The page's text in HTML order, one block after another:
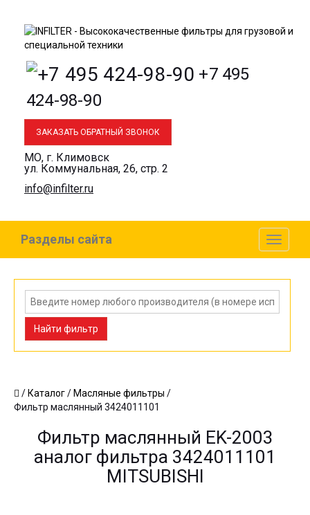
+7 495
424-98-90
ЗАКАЗАТЬ ОБРАТНЫЙ ЗВОНОК
МО, г. Климовск
ул. Коммунальная, 26, стр. 2
info@infilter.ru
Toggle
Разделы сайта
Найти фильтр
/ Каталог/ Масляные фильтры /
Фильтр маслянный 3424011101
Фильтр маслянный EK-2003
аналог фильтра 3424011101
MITSUBISHI